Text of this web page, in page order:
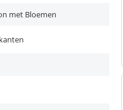
met Bloemen